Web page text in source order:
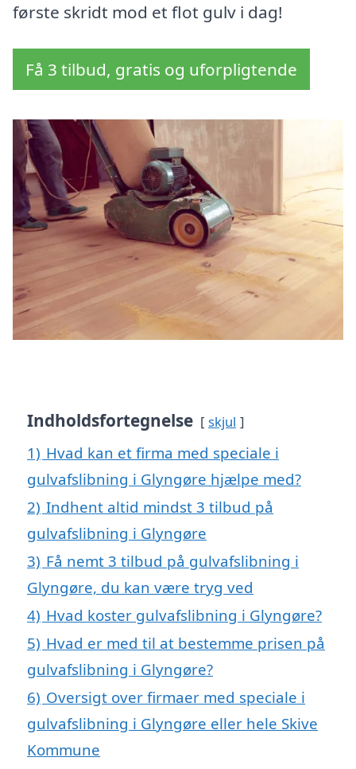
første skridt mod et flot gulv i dag!
Få 3 tilbud, gratis og uforpligtende
Indholdsfortegnelse skjul
1) Hvad kan et firma med speciale i
gulvafslibning i Glyngøre hjælpe med?
2) Indhent altid mindst 3 tilbud på
gulvafslibning i Glyngøre
3) Få nemt 3 tilbud på gulvafslibning i
Glyngøre, du kan være tryg ved
4) Hvad koster gulvafslibning i Glyngøre?
5) Hvad er med til at bestemme prisen på
gulvafslibning i Glyngøre?
6) Oversigt over firmaer med speciale i
gulvafslibning i Glyngøre eller hele Skive
Kommune